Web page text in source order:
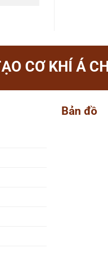
CƠ KHÍ Á
Bản đồ